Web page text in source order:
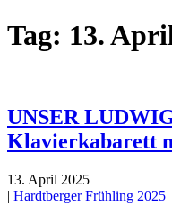
Tag: 13.
UNSER
Klavierkabarett
13. April 2025
| Hardtberger Frühling 2025